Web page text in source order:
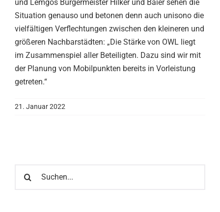
und Lemgos Bürgermeister Hilker und Baier sehen die
Situation genauso und betonen denn auch unisono die
vielfältigen Verflechtungen zwischen den kleineren und
größeren Nachbarstädten: „Die Stärke von OWL liegt
im Zusammenspiel aller Beteiligten. Dazu sind wir mit
der Planung von Mobilpunkten bereits in Vorleistung
getreten.“
21. Januar 2022
nach: